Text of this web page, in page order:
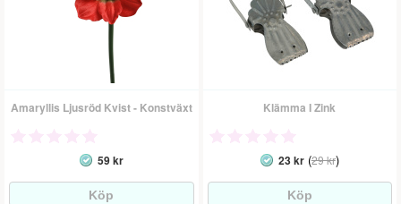
Amaryllis Ljusröd Kvist - Konstväxt
59 kr
Klämma I Zink
23 kr(29 kr)